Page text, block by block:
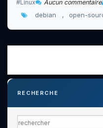
Linux Aucun commentaire
debian , open-
RECHERCHE